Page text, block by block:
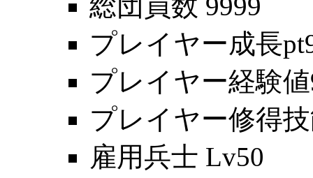
プレイヤー成長
プレイヤー経験値
プレイヤー修得
雇用兵士 Lv50